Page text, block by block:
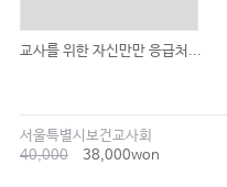
교사를 위한 자신만만 응급처...
서울특별시보건교사회
40,000
38,000won